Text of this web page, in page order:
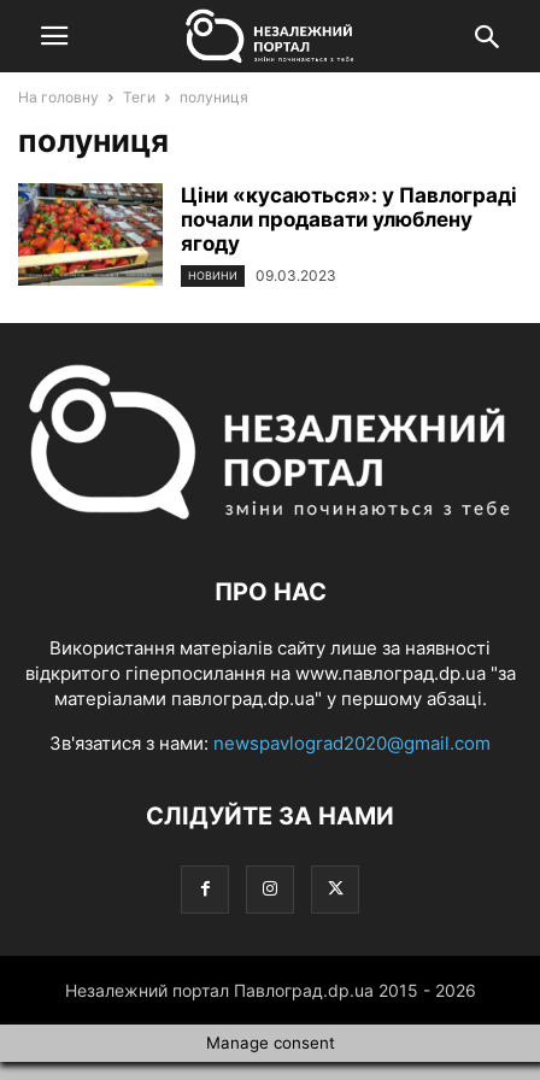
На головну Теги полуниця
полуниця
Ціни «кусаються»: у Павлограді
почали продавати улюблену
ягоду
НОВИНИ 09.03.2023
ПРО НАС
Використання матеріалів сайту лише за наявності
відкритого гіперпосилання на www.павлоград.dp.ua "за
матеріалами павлоград.dp.ua" у першому абзаці.
Зв'язатися з нами: newspavlograd2020@gmail.com
СЛІДУЙТЕ ЗА НАМИ
Незалежний портал Павлоград.dp.ua 2015 - 2026
Manage consent